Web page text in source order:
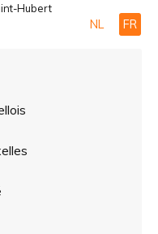
Hubert
NL FR